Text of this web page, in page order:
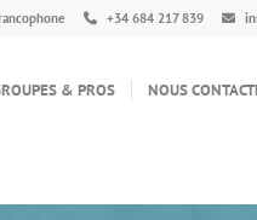
+34 684 217 839
& PROS NOUS